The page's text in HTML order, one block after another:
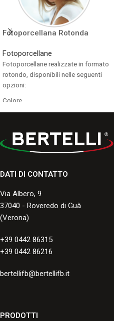
Fotoporcellana Rotonda
Fotoporcellane
Fotoporcellane realizzate in formato
rotondo, disponibili nelle seguenti
opzioni:
Colore
Bianco/Nero
formati standard e grandi formati.
DATI DI CONTATTO
Via Albero, 9
37040 - Roveredo di Guà
(Verona)
+39 0442 86315
+39 0442 86216
bertellifb@bertellifb.it
PRODOTTI